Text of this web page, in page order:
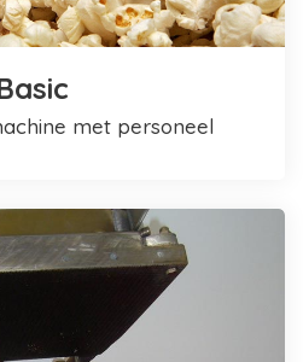
met personeel